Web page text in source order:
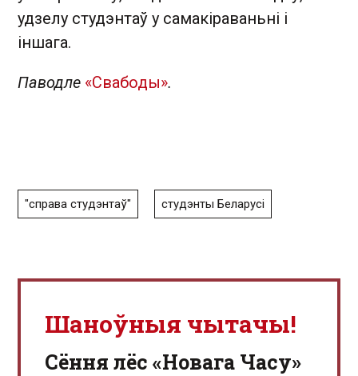
удзелу студэнтаў у самакіраваньні і
іншага.
Паводле «Свабоды».
"справа студэнтаў" студэнты Беларусі
Шаноўныя чытачы!
Сёння лёс «Новага Часу»